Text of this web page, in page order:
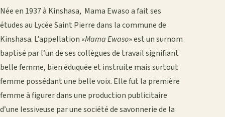
Née en 1937 à Kinshasa, Mama Ewaso a fait ses
études au Lycée Saint Pierre dans la commune de
Kinshasa. L’appellation «Mama Ewaso» est un surnom
baptisé par l’un de ses collègues de travail signifiant
belle femme, bien éduquée et instruite mais surtout
femme possédant une belle voix. Elle fut la première
femme à figurer dans une production publicitaire
d’une lessiveuse par une société de savonnerie de la